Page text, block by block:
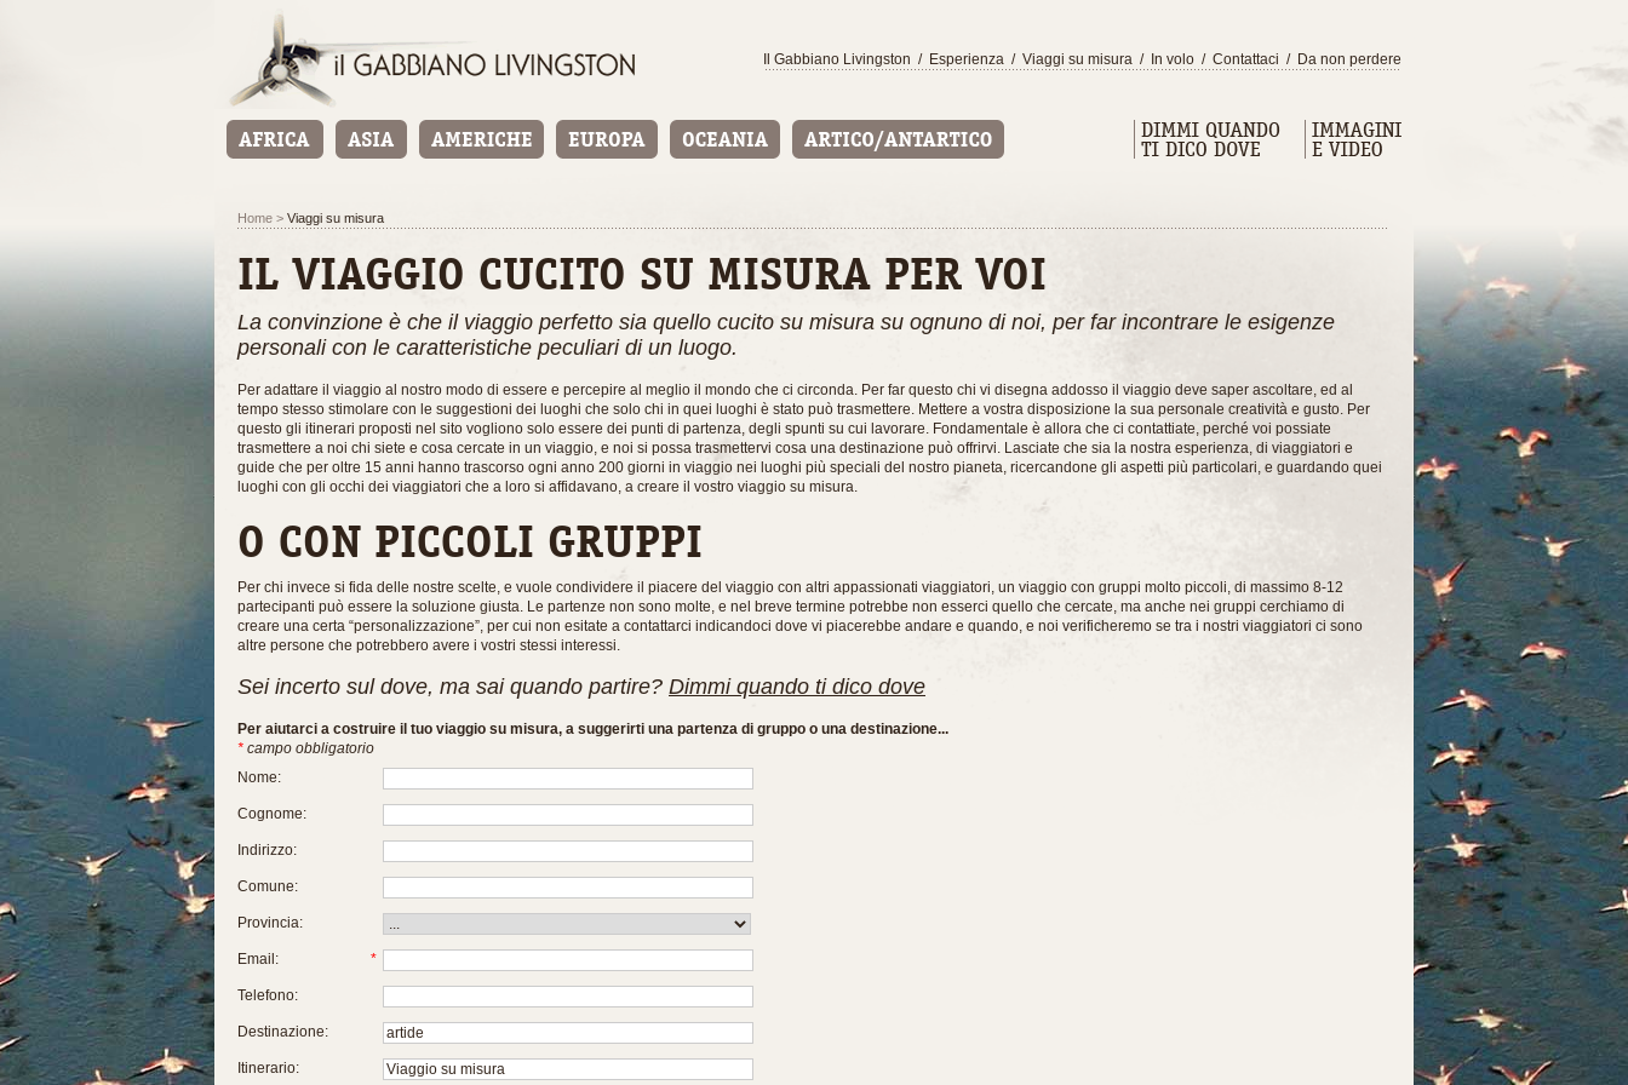
Il Gabbiano Livingston / Esperienza / Viaggi su misura / In volo / Contattaci / Da non perdere
Home > Viaggi su misura
IL VIAGGIO CUCITO SU MISURA PER VOI
La convinzione è che il viaggio perfetto sia quello cucito su misura su ognuno di noi, per far incontrare le esigenze
personali con le caratteristiche peculiari di un luogo.
Per adattare il viaggio al nostro modo di essere e percepire al meglio il mondo che ci circonda. Per far questo chi vi disegna addosso il viaggio deve saper ascoltare, ed al
tempo stesso stimolare con le suggestioni dei luoghi che solo chi in quei luoghi è stato può trasmettere. Mettere a vostra disposizione la sua personale creatività e gusto. Per
questo gli itinerari proposti nel sito vogliono solo essere dei punti di partenza, degli spunti su cui lavorare. Fondamentale è allora che ci contattiate, perché voi possiate
trasmettere a noi chi siete e cosa cercate in un viaggio, e noi si possa trasmettervi cosa una destinazione può offrirvi. Lasciate che sia la nostra esperienza, di viaggiatori e
guide che per oltre 15 anni hanno trascorso ogni anno 200 giorni in viaggio nei luoghi più speciali del nostro pianeta, ricercandone gli aspetti più particolari, e guardando quei
luoghi con gli occhi dei viaggiatori che a loro si affidavano, a creare il vostro viaggio su misura.
O CON PICCOLI GRUPPI
Per chi invece si fida delle nostre scelte, e vuole condividere il piacere del viaggio con altri appassionati viaggiatori, un viaggio con gruppi molto piccoli, di massimo 8-12
partecipanti può essere la soluzione giusta. Le partenze non sono molte, e nel breve termine potrebbe non esserci quello che cercate, ma anche nei gruppi cerchiamo di
creare una certa “personalizzazione”, per cui non esitate a contattarci indicandoci dove vi piacerebbe andare e quando, e noi verificheremo se tra i nostri viaggiatori ci sono
altre persone che potrebbero avere i vostri stessi interessi.
Sei incerto sul dove, ma sai quando partire? Dimmi quando ti dico dove
Per aiutarci a costruire il tuo viaggio su misura, a suggerirti una partenza di gruppo o una destinazione...
* campo obbligatorio
Nome:
Cognome:
Indirizzo:
Comune:
Provincia:
Email: *
Telefono:
Destinazione:
Itinerario: